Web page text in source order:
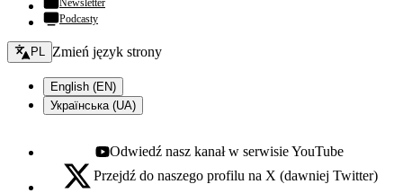
Newsletter
Podcasty
Zmień język - bieżący:
PL Zmień język strony
English (EN)
Українська (UA)
Youtube - otwiera się w nowej karcie
Odwiedź nasz kanał w serwisie YouTube
X - otwiera się w nowej karcie
Przejdź do naszego profilu na X (dawniej Twitter)